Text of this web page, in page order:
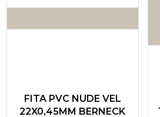
FITA PVC NUDE VEL
22X0,45MM BERNECK